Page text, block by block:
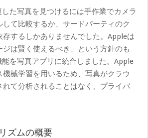
た写真を見つけるには手作業でカメラ
して比較するか、サードパーティのク
存するしかありませんでした。Appleは
ジは賢く使えるべき」という方針のも
能を写真アプリに統合しました。Apple
械学習を用いるため、写真がクラウ
れて分析されることはなく、プライバ
ズムの概要